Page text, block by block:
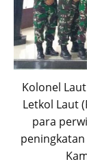
Kolonel
Letkol Laut
para